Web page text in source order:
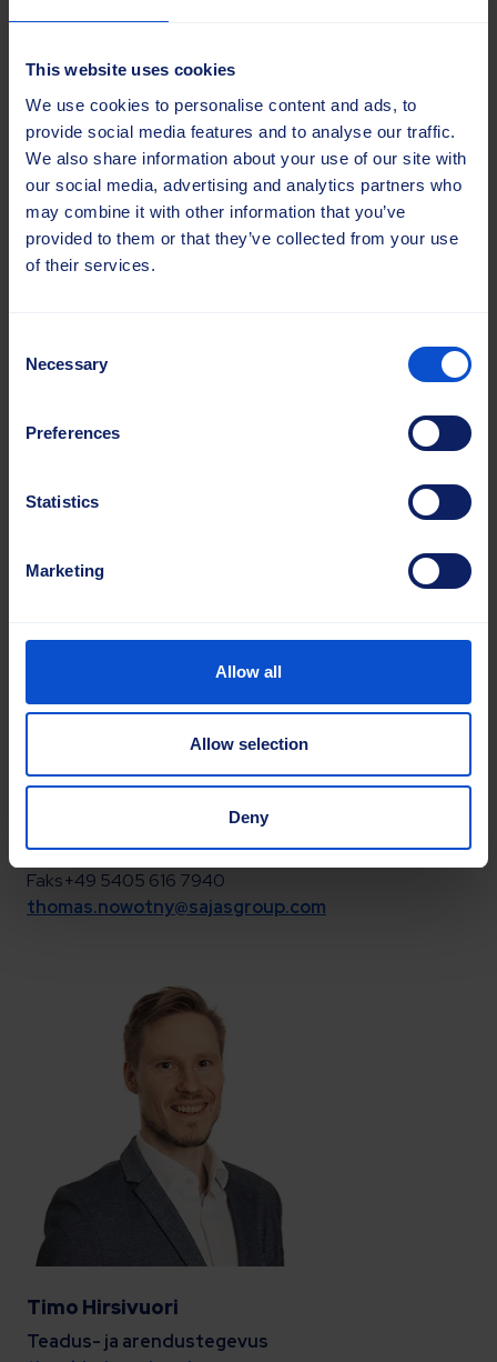
This website uses cookies
We use cookies to personalise content and ads, to
provide social media features and to analyse our traffic.
We also share information about your use of our site with
our social media, advertising and analytics partners who
may combine it with other information that you’ve
provided to them or that they’ve collected from your use
of their services.
Selection
Necessary
Preferences
Statistics
Marketing
Allow all
Allow selection
Deny
Juho Kannisto
juho.kannisto@sajasgroup.com
Thomas Nowotny
Müügijuht, Mandri-Euroopa
Teehooldus ja põllumajandus
Mob.+49 1515 4425157
Faks +49 5405 616 7940
thomas.nowotny@sajasgroup.com
Timo Hirsivuori
Teadus- ja arendustegevus